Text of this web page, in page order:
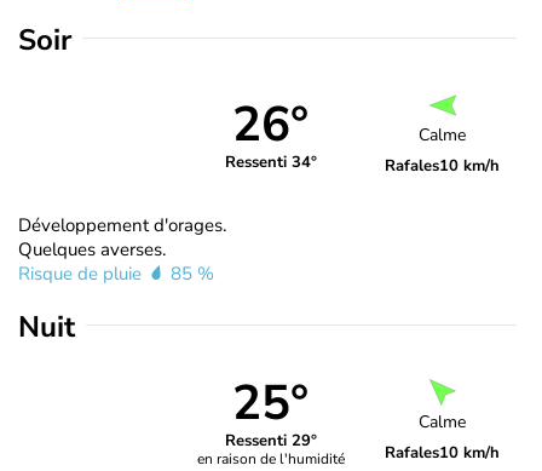
Soir
26°
Ressenti 34°
Calme
Rafales10 km/h
Développement d'orages.
Quelques averses.
Risque de pluie
85 %
Nuit
25°
Ressenti 29°
en raison de l'humidité
Calme
Rafales10 km/h